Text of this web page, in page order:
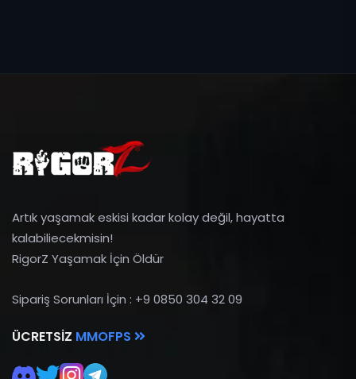
Artık yaşamak eskisi kadar kolay değil, hayatta
kalabiliecekmisin!
RigorZ Yaşamak İçin Öldür
Sipariş Sorunları İçin : +9 0850 304 32 09
ÜCRETSIZ MMOFPS